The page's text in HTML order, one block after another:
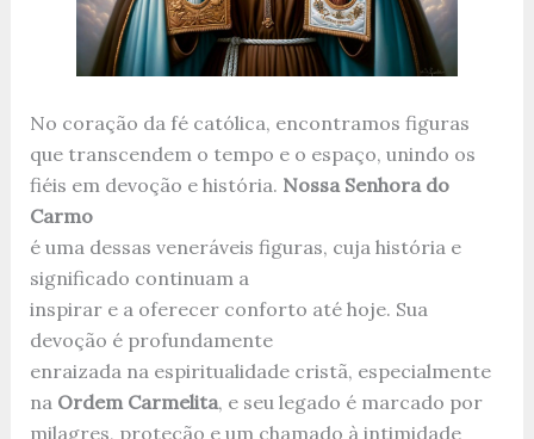
No coração da fé católica, encontramos figuras
que transcendem o tempo e o espaço, unindo os
fiéis em devoção e história. Nossa Senhora do
Carmo
é uma dessas veneráveis figuras, cuja história e
significado continuam a
inspirar e a oferecer conforto até hoje. Sua
devoção é profundamente
enraizada na espiritualidade cristã, especialmente
na Ordem Carmelita, e seu legado é marcado por
milagres, proteção e um chamado à intimidade